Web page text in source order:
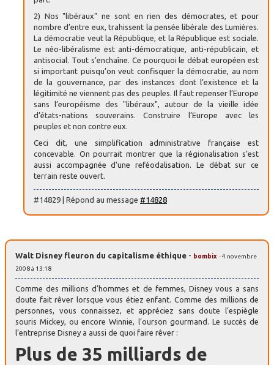
2) Nos "libéraux" ne sont en rien des démocrates, et pour
nombre d’entre eux, trahissent la pensée libérale des Lumières.
La démocratie veut la République, et la République est sociale.
Le néo-libéralisme est anti-démocratique, anti-républicain, et
antisocial. Tout s’enchaîne. Ce pourquoi le débat européen est
si important puisqu’on veut confisquer la démocratie, au nom
de la gouvernance, par des instances dont l’existence et la
légitimité ne viennent pas des peuples. Il faut repenser l’Europe
sans l’européisme des "libéraux", autour de la vieille idée
d’états-nations souverains. Construire l’Europe avec les
peuples et non contre eux.
Ceci dit, une simplification administrative française est
concevable. On pourrait montrer que la régionalisation s’est
aussi accompagnée d’une reféodalisation. Le débat sur ce
terrain reste ouvert.
#14829 | Répond au message #14828
Walt Disney fleuron du capitalisme éthique - bombix - 4 novembre
2008 à 13:18
Comme des millions d’hommes et de femmes, Disney vous a sans
doute fait rêver lorsque vous étiez enfant. Comme des millions de
personnes, vous connaissez, et appréciez sans doute l’espiègle
souris Mickey, ou encore Winnie, l’ourson gourmand. Le succès de
l’entreprise Disney a aussi de quoi faire rêver :
Plus de 35 milliards de